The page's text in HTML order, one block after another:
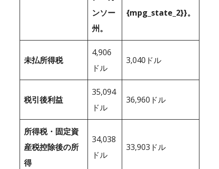
ンソー
州。
{mpg_state_2}}。
未払所得税
4,906
ドル
3,040ドル
税引後利益
35,094
ドル
36,960ドル
所得税・固定資
産税控除後の所
得
34,038
ドル
33,903ドル